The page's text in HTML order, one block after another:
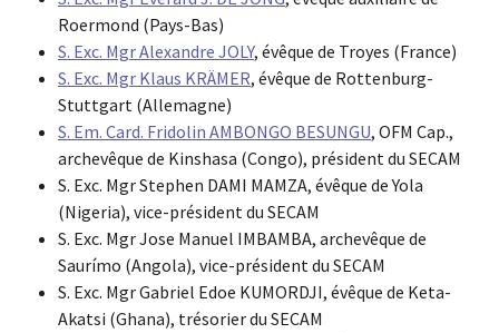
Roermond (Pays-Bas)
S. Exc. Mgr Alexandre JOLY, évêque de Troyes (France)
S. Exc. Mgr Klaus KRÄMER, évêque de Rottenburg-
Stuttgart (Allemagne)
S. Em. Card. Fridolin AMBONGO BESUNGU, OFM Cap.,
archevêque de Kinshasa (Congo), président du SECAM
S. Exc. Mgr Stephen DAMI MAMZA, évêque de Yola
(Nigeria), vice-président du SECAM
S. Exc. Mgr Jose Manuel IMBAMBA, archevêque de
Saurímo (Angola), vice-président du SECAM
S. Exc. Mgr Gabriel Edoe KUMORDJI, évêque de Keta-
Akatsi (Ghana), trésorier du SECAM